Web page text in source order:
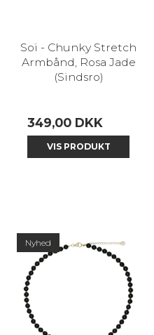
Soï - Chunky Stretch
Armbånd, Rosa Jade
(Sindsro)
349,00 DKK
VIS PRODUKT
Nyhed